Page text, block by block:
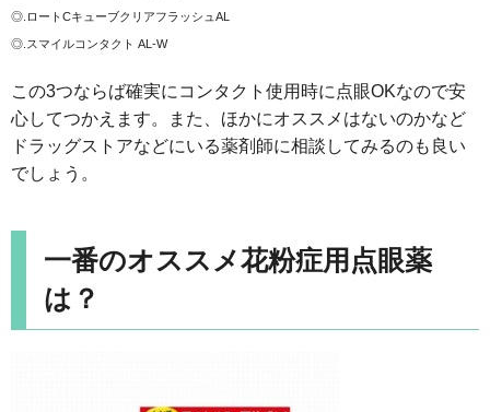
◎.ロートCキューブクリアフラッシュAL
◎.スマイルコンタクト AL-W
この3つならば確実にコンタクト使用時に点眼OKなので安
心してつかえます。また、ほかにオススメはないのかなど
ドラッグストアなどにいる薬剤師に相談してみるのも良い
でしょう。
一番のオススメ花粉症用点眼薬
は？